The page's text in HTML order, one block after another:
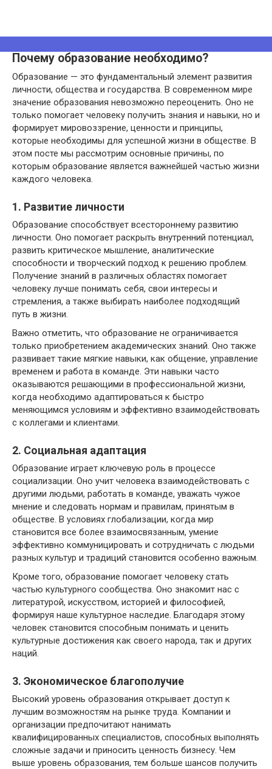
Почему образование необходимо?
Образование — это фундаментальный элемент развития
личности, общества и государства. В современном мире
значение образования невозможно переоценить. Оно не
только помогает человеку получить знания и навыки, но и
формирует мировоззрение, ценности и принципы,
которые необходимы для успешной жизни в обществе. В
этом посте мы рассмотрим основные причины, по
которым образование является важнейшей частью жизни
каждого человека.
1. Развитие личности
Образование способствует всестороннему развитию
личности. Оно помогает раскрыть внутренний потенциал,
развить критическое мышление, аналитические
способности и творческий подход к решению проблем.
Получение знаний в различных областях помогает
человеку лучше понимать себя, свои интересы и
стремления, а также выбирать наиболее подходящий
путь в жизни.
Важно отметить, что образование не ограничивается
только приобретением академических знаний. Оно также
развивает такие мягкие навыки, как общение, управление
временем и работа в команде. Эти навыки часто
оказываются решающими в профессиональной жизни,
когда необходимо адаптироваться к быстро
меняющимся условиям и эффективно взаимодействовать
с коллегами и клиентами.
2. Социальная адаптация
Образование играет ключевую роль в процессе
социализации. Оно учит человека взаимодействовать с
другими людьми, работать в команде, уважать чужое
мнение и следовать нормам и правилам, принятым в
обществе. В условиях глобализации, когда мир
становится все более взаимосвязанным, умение
эффективно коммуницировать и сотрудничать с людьми
разных культур и традиций становится особенно важным.
Кроме того, образование помогает человеку стать
частью культурного сообщества. Оно знакомит нас с
литературой, искусством, историей и философией,
формируя наше культурное наследие. Благодаря этому
человек становится способным понимать и ценить
культурные достижения как своего народа, так и других
наций.
3. Экономическое благополучие
Высокий уровень образования открывает доступ к
лучшим возможностям на рынке труда. Компании и
организации предпочитают нанимать
квалифицированных специалистов, способных выполнять
сложные задачи и приносить ценность бизнесу. Чем
выше уровень образования, тем больше шансов получить